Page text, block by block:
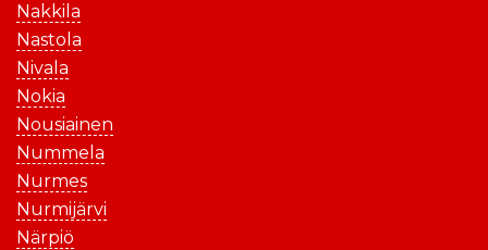
Nakkila
Nastola
Nivala
Nokia
Nousiainen
Nummela
Nurmes
Nurmijärvi
Närpiö